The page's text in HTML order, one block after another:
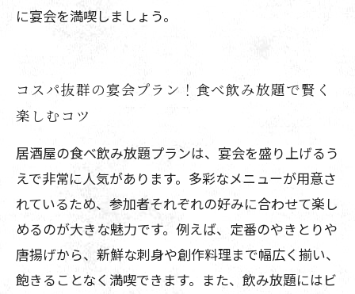
に宴会を満喫しましょう。
コスパ抜群の宴会プラン！食べ飲み放題で賢く
楽しむコツ
居酒屋の食べ飲み放題プランは、宴会を盛り上げるう
えで非常に人気があります。多彩なメニューが用意さ
れているため、参加者それぞれの好みに合わせて楽し
めるのが大きな魅力です。例えば、定番のやきとりや
唐揚げから、新鮮な刺身や創作料理まで幅広く揃い、
飽きることなく満喫できます。また、飲み放題にはビ